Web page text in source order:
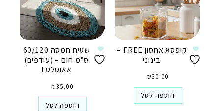
קופסא אחסון FREE –
בינוני
₪30.00
הוספה לסל
שטיח חמסה 60/120
ס”מ חום – (עודפים)
אאוטלט !
₪35.00
הוספה לסל